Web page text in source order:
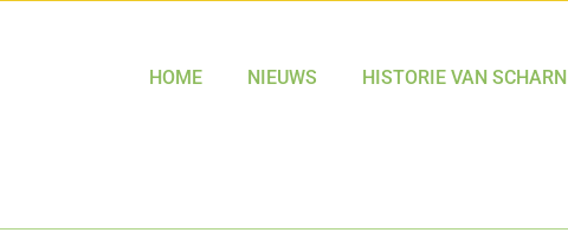
HOME NIEUWS HISTORIE VAN SCHARN